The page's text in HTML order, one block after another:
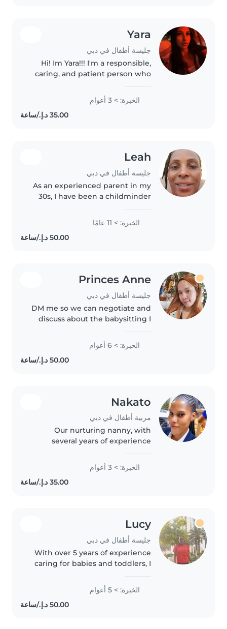
Yara
جليسة أطفال في دبي
Hi! Im Yara!!! I'm a responsible,
caring, and patient person who
with children. I love creating a
fun, safe, and positive
environment where kids feel..
الخبرة: > 3 أعوام
Leah
جليسة أطفال في دبي
As an experienced parent in my
30s, I have been a childminder
caring for babies. I'm a
responsible, friendly, and patient
individual who loves spending..
الخبرة: > 11 عامًا
Princes Anne
جليسة أطفال في دبي
DM me so we can negotiate and
discuss about the babysitting I
August 9 and September
onwards except Friday and
Saturday NOTE: I already have
الخبرة: > 6 أعوام
Nakato
مربية أطفال في دبي
Our nurturing nanny, with
several years of experience
lively games to life, thrives in
creating joyful moments.
Comfortable with pets and
الخبرة: > 3 أعوام
Lucy
جليسة أطفال في دبي
With over 5 years of experience
caring for babies and toddlers, I
and patience to every role. As a
parent myself, I understand the
importance of creating..
الخبرة: > 5 أعوام